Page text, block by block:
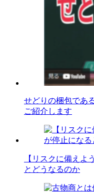
せどりの梱包であ
ご紹介します
【リスクに備えよ
とどうなるのか